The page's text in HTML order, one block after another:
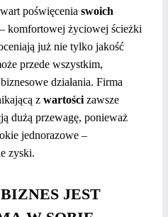
poświęcenia swoich
komfortowej życiowej ścieżki
już nie tylko jakość
przede wszystkim,
działania. Firma
z wartości zawsze
dużą przewagę, ponieważ
jednorazowe –
zyski.
JEST